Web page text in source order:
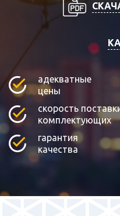
адекватные
цены
скорость
комплектующих
гарантия
качества